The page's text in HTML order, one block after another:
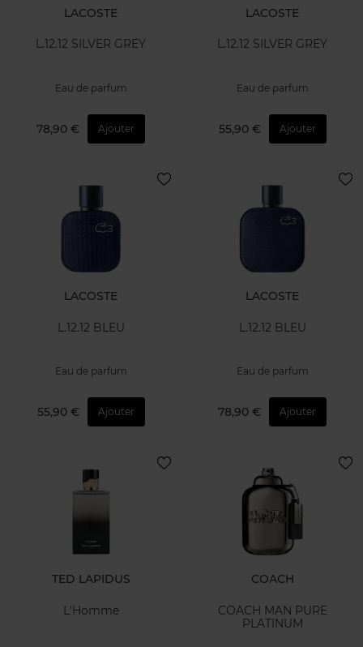
LACOSTE
L.12.12 SILVER GREY
Eau de parfum
78,90 € Ajouter
LACOSTE
L.12.12 SILVER GREY
Eau de parfum
55,90 € Ajouter
LACOSTE
L.12.12 BLEU
Eau de parfum
55,90 € Ajouter
LACOSTE
L.12.12 BLEU
Eau de parfum
78,90 € Ajouter
TED LAPIDUS
L'Homme
COACH
COACH MAN PURE
PLATINUM